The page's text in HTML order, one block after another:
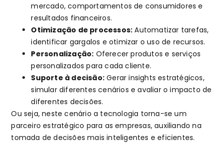
mercado, comportamentos de consumidores e
resultados financeiros.
Otimização de processos: Automatizar tarefas,
identificar gargalos e otimizar o uso de recursos.
Personalização: Oferecer produtos e serviços
personalizados para cada cliente.
Suporte à decisão: Gerar insights estratégicos,
simular diferentes cenários e avaliar o impacto de
diferentes decisões.
Ou seja, neste cenário a tecnologia torna-se um
parceiro estratégico para as empresas, auxiliando na
tomada de decisões mais inteligentes e eficientes.